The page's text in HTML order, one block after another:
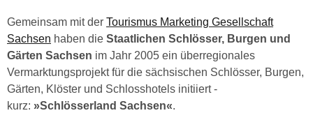
Gemeinsam mit der Tourismus Marketing Gesellschaft
Sachsen haben die Staatlichen Schlösser, Burgen und
Gärten Sachsen im Jahr 2005 ein überregionales
Vermarktungsprojekt für die sächsischen Schlösser, Burgen,
Gärten, Klöster und Schlosshotels initiiert -
kurz: »Schlösserland Sachsen«.